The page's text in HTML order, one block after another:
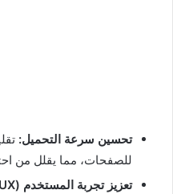
تحسين سرعة التحميل:
للصفحات، مما يقلل من
تعزيز تجربة المستخدم (UX):